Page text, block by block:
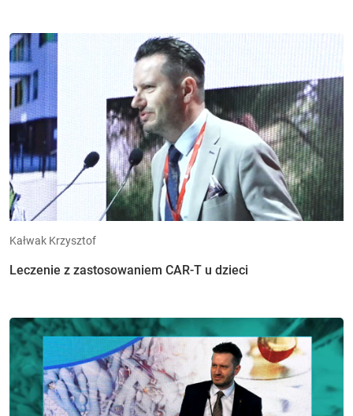
Kałwak Krzysztof
Leczenie z zastosowaniem CAR-T u dzieci